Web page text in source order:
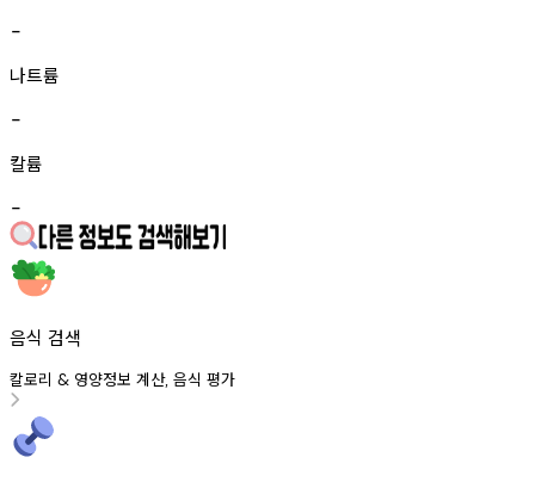
-
나트륨
-
칼륨
-
음식 검색
칼로리 & 영양정보 계산, 음식 평가